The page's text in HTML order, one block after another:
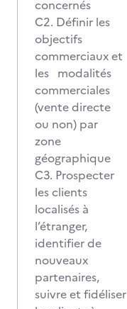
concernés
C2. Définir les
objectifs
commerciaux et
les modalités
commerciales
(vente directe
ou non) par
zone
géographique
C3. Prospecter
les clients
localisés à
l’étranger,
identifier de
nouveaux
partenaires,
suivre et fidéliser